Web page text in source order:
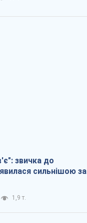
звичка до
сильнішою за
1,9 т.